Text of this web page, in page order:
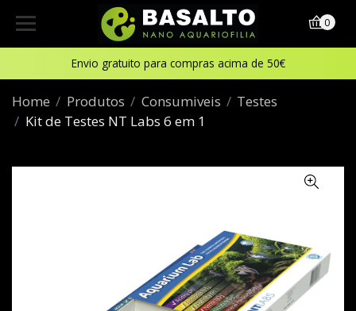
Envio gratuito para compras acima de 50€
0
Home Produtos Consumiveis
Testes
Kit de Testes NT Labs 6 em 1